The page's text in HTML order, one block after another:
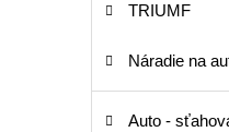
TRIUMF
Náradie na
Auto -